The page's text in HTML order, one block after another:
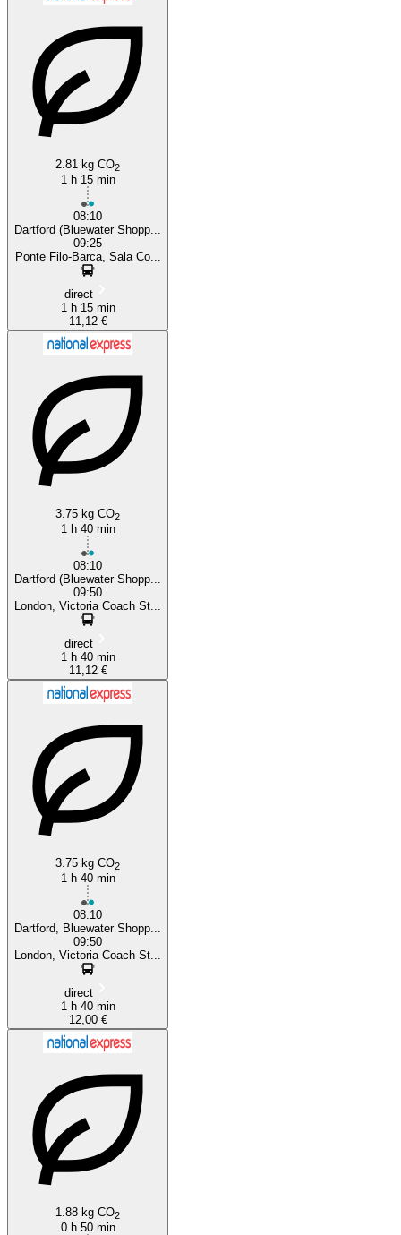
2.81 kg CO2
1 h 15 min
08:10
Dartford (Bluewater Shopp...
09:25
Ponte Filo-Barca, Sala Co...
direct
1 h 15 min
11,12 €
3.75 kg CO2
1 h 40 min
08:10
Dartford (Bluewater Shopp...
09:50
London, Victoria Coach St...
direct
1 h 40 min
11,12 €
3.75 kg CO2
1 h 40 min
08:10
Dartford, Bluewater Shopp...
09:50
London, Victoria Coach St...
direct
1 h 40 min
12,00 €
1.88 kg CO2
0 h 50 min